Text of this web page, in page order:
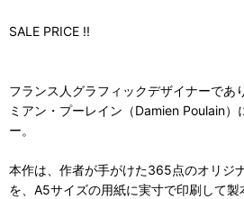
SALE PRICE !!
フランス人グラフィックデザイナーであ
ミアン・プーレイン（Damien Poulain
ー。
本作は、作者が手がけた365点のオリジ
を、A5サイズの用紙に実寸で印刷して製